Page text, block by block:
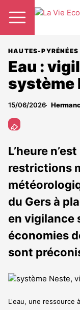
HAUTES-PYRÉNÉES
Eau :
système
15/06/2026
L’heure
restrictions
du Gers à
en vigilance
économies
sont
L'eau, une ressource